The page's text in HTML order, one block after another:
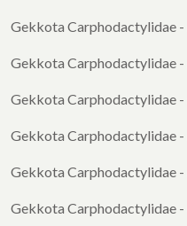
Gekkota Carphodactylidae -
Gekkota Carphodactylidae -
Gekkota Carphodactylidae -
Gekkota Carphodactylidae -
Gekkota Carphodactylidae -
Gekkota Carphodactylidae -